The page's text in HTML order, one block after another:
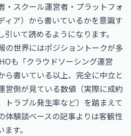
・スクール運営者・プラットフォ
ィア）から書いているかを意識す
いて読めるようになります。
の世界にはポジショントークが多
も「クラウドソーシング運営
ら書いている以上、完全に中立と
営側が見ている数値（実際に成約
トラブル発生率など）を踏まえて
体験談ベースの記事よりは客観性
す。